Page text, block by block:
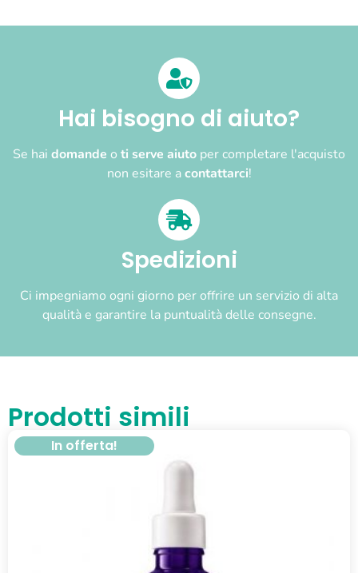
Hai bisogno di aiuto?
Se hai domande o ti serve aiuto per completare l'acquisto
non esitare acontattarci!
Spedizioni
Ci impegniamo ogni giorno per offrire un servizio di alta
qualità e garantire la puntualità delle consegne.
Prodotti simili
In offerta!